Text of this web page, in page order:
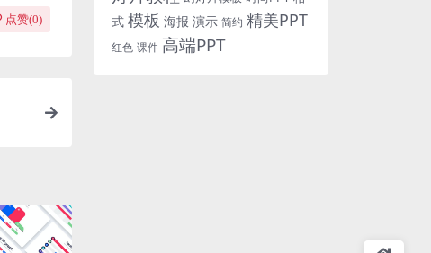
点赞(0)
式 模板 海报 演示 简约 精美PPT
红色 课件 高端PPT